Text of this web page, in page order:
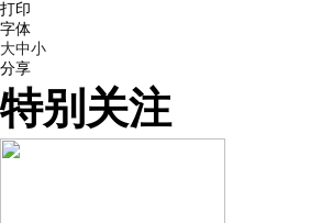
打印
字体
大中小
分享
特别关注